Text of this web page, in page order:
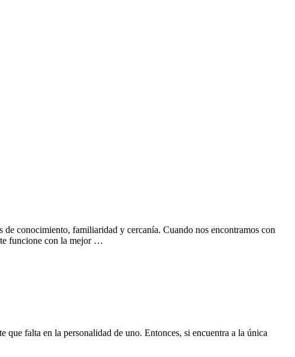
de conocimiento, familiaridad y cercanía. Cuando nos encontramos con
te funcione con la mejor …
que falta en la personalidad de uno. Entonces, si encuentra a la única